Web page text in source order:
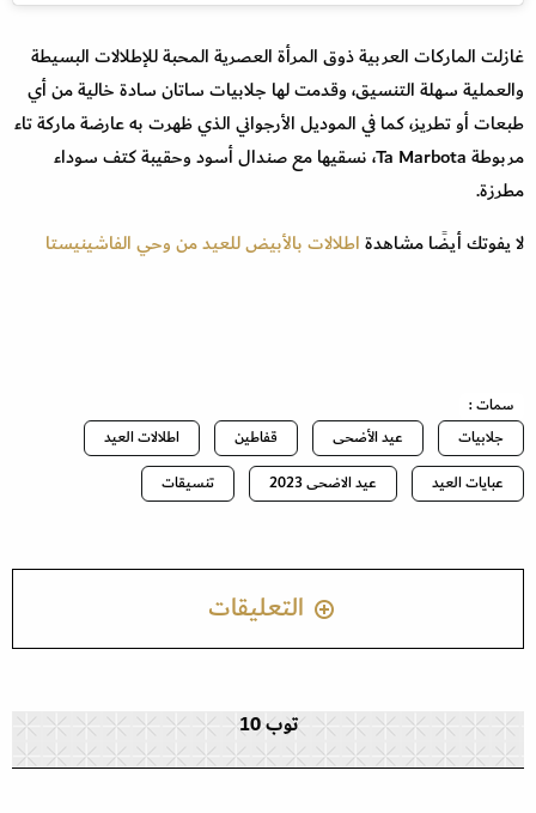
غازلت الماركات العربية ذوق المرأة العصرية المحبة للإطلالات البسيطة
والعملية سهلة التنسيق، وقدمت لها جلابيات ساتان سادة خالية من أي
طبعات أو تطريز، كما في الموديل الأرجواني الذي ظهرت به عارضة ماركة تاء
مربوطة Ta Marbota، نسقيها مع صندال أسود وحقيبة كتف سوداء
مطرزة.
لا يفوتك أيضًا مشاهدةاطلالات بالأبيض للعيد من وحي الفاشينيستا
سمات :
جلابيات
عيد الأضحى قفاطين
اطلالات العيد
عبايات العيد
عيد الاضحى 2023 تنسيقات
التعليقات
توب 10